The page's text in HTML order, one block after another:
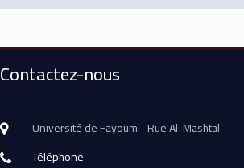
Contactez-nous
Université de Fayoum - Rue Al-Mashtal
Téléphone